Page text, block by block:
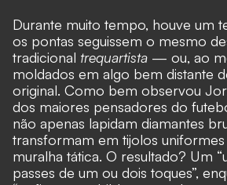
Durante muito tempo, houve um
os pontas seguissem o mesmo
tradicional trequartista — ou, ao
moldados em algo bem distante
original. Como bem observou
dos maiores pensadores do
não apenas lapidam diamantes
transformam em tijolos
muralha tática. O resultado? Um
passes de um ou dois toques”,